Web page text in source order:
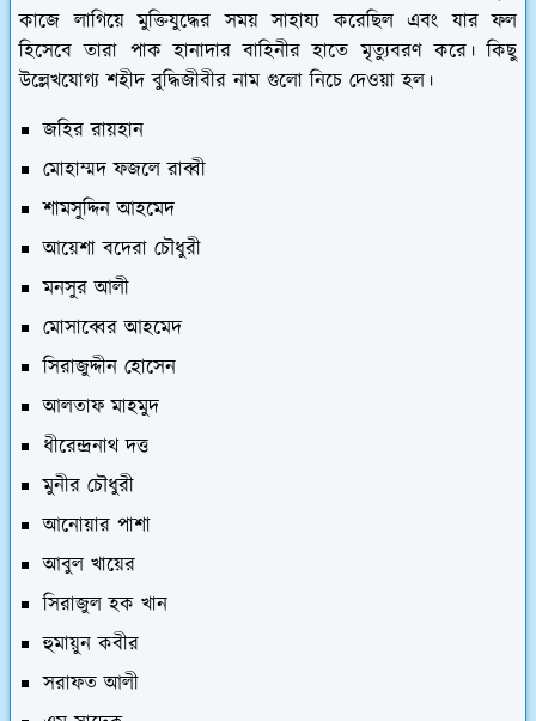
কাজে লাগিয়ে মুক্তিযুদ্ধের সময় সাহায্য করেছিল এবং যার ফল
হিসেবে তারা পাক হানাদার বাহিনীর হাতে মৃত্যুবরণ করে। কিছু
উল্লেখযোগ্য শহীদ বুদ্ধিজীবীর নাম গুলো নিচে দেওয়া হল।
জহির রায়হান
মোহাম্মদ ফজলে রাব্বী
শামসুদ্দিন আহমেদ
আয়েশা বদেরা চৌধুরী
মনসুর আলী
মোসাব্বের আহমেদ
সিরাজুদ্দীন হোসেন
আলতাফ মাহমুদ
ধীরেন্দ্রনাথ দত্ত
মুনীর চৌধুরী
আনোয়ার পাশা
আবুল খায়ের
সিরাজুল হক খান
হুমায়ুন কবীর
সরাফত আলী